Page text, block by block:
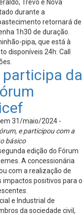
Trevo e Nova
durante a
retornará de
1h30 de duração.
pipa, que está à
disponíveis 24h: Call
participa da
em 31/maio/2024 -
e participou com a
básico
edição do Fórum
A concessionária
com a realização de
impactos positivos para o
e Industrial de
da sociedade civil,